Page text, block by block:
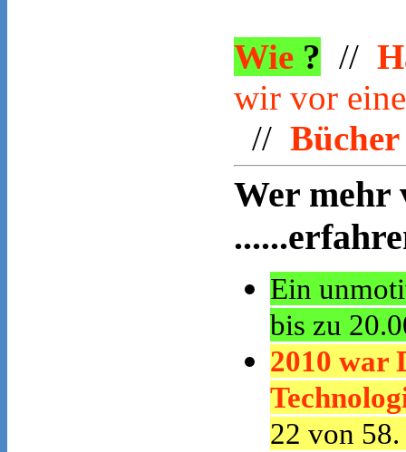
Wie ? //
wir vor
//
Wer mehr
Ein
bis zu
2010 war
22 von 58.